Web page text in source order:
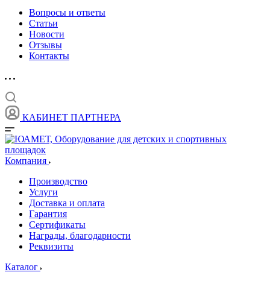
Вопросы и ответы
Статьи
Новости
Отзывы
Контакты
КАБИНЕТ ПАРТНЕРА
Компания
Производство
Услуги
Доставка и оплата
Гарантия
Сертификаты
Награды, благодарности
Реквизиты
Каталог